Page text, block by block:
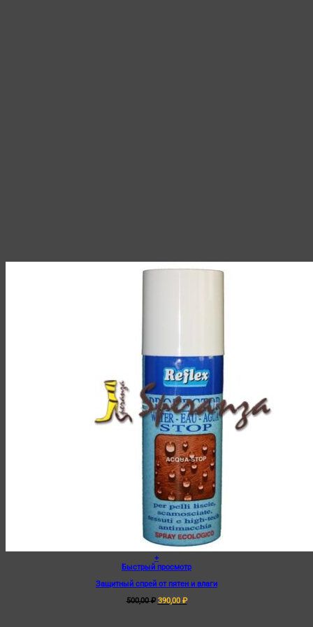
+
Быстрый просмотр
Защитный спрей от пятен и влаги
500,00₽ Первоначальная
390,00 ₽Текущая